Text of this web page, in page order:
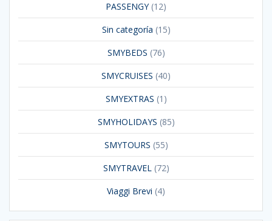
PASSENGY(12)
Sin categoría (15)
SMYBEDS (76)
SMYCRUISES (40)
SMYEXTRAS (1)
SMYHOLIDAYS (85)
SMYTOURS (55)
SMYTRAVEL(72)
Viaggi Brevi (4)